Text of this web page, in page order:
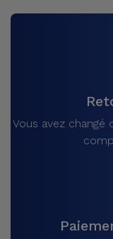
Accessoires
Vous avez changé